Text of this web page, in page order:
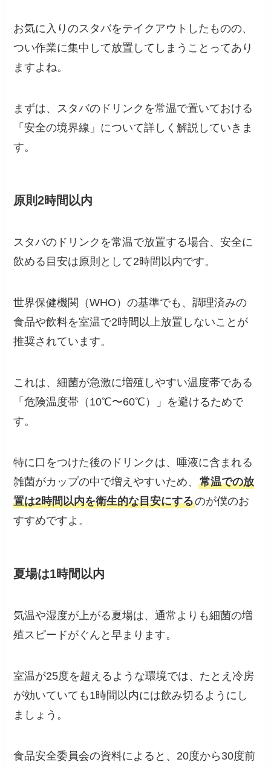
お気に入りのスタバをテイクアウトしたものの、
つい作業に集中して放置してしまうことってあり
ますよね。
まずは、スタバのドリンクを常温で置いておける
「安全の境界線」について詳しく解説していきま
す。
原則2時間以内
スタバのドリンクを常温で放置する場合、安全に
飲める目安は原則として2時間以内です。
世界保健機関（WHO）の基準でも、調理済みの
食品や飲料を室温で2時間以上放置しないことが
推奨されています。
これは、細菌が急激に増殖しやすい温度帯である
「危険温度帯（10℃〜60℃）」を避けるためで
す。
特に口をつけた後のドリンクは、唾液に含まれる
雑菌がカップの中で増えやすいため、常温での放
置は2時間以内を衛生的な目安にするのが僕のお
すすめですよ。
夏場は1時間以内
気温や湿度が上がる夏場は、通常よりも細菌の増
殖スピードがぐんと早まります。
室温が25度を超えるような環境では、たとえ冷房
が効いていても1時間以内には飲み切るようにし
ましょう。
食品安全委員会の資料によると、20度から30度前